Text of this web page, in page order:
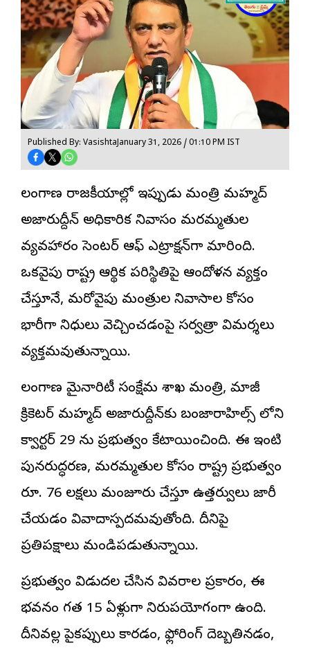
Published By: VasishtaJanuary 31, 2026 / 01:10 PM IST
తెలంగాణ రాజకీయాల్లో ఇప్పుడు మంత్రి మహ్మద్
అజారుద్దీన్ అధికారిక నివాసం మరమ్మతుల
వ్యవహారం సెంటర్ ఆఫ్ ఎట్రాక్షన్‌గా మారింది.
ఒకవైపు రాష్ట్ర ఆర్థిక పరిస్థితిపై ఆందోళన వ్యక్తం
చేస్తూనే, మరోవైపు మంత్రుల నివాసాల కోసం
భారీగా నిధులు వెచ్చించడంపై సర్వత్రా విమర్శలు
వ్యక్తమవుతున్నాయి.
తెలంగాణ మైనారిటీ సంక్షేమ శాఖ మంత్రి, మాజీ
క్రికెటర్ మహ్మద్ అజారుద్దీన్‌కు బంజారాహిల్స్ లోని
క్వార్టర్ 29 ను ప్రభుత్వం కేటాయించింది. ఈ ఇంటి
పునరుద్ధరణ, మరమ్మతుల కోసం రాష్ట్ర ప్రభుత్వం
రూ. 76 లక్షలు మంజూరు చేస్తూ ఉత్తర్వులు జారీ
చేయడం వివాదాస్పదమవుతోంది. దీనిపై
ప్రతిపక్షాలు మండిపడుతున్నాయి.
ప్రభుత్వం విడుదల చేసిన వివరాల ప్రకారం, ఈ
భవనం గత 15 ఏళ్లుగా నిరుపయోగంగా ఉంది.
దీనివల్ల పైకప్పులు కారడం, ఫ్లోరింగ్ దెబ్బతినడం,